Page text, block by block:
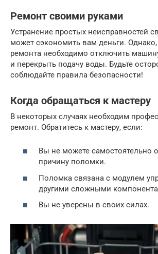
Ремонт своими руками
Устранение простых неисправностей
может сэкономить вам деньги.
ремонта необходимо отключить
и перекрыть подачу воды. Будьте
соблюдайте правила безопасности!
Когда обращаться к мастеру
В некоторых случаях необходим
ремонт. Обратитесь к мастеру, если:
Вы не можете самостоятельно
причину поломки.
Поломка связана с модулем
другими сложными
Вы не уверены в своих силах.